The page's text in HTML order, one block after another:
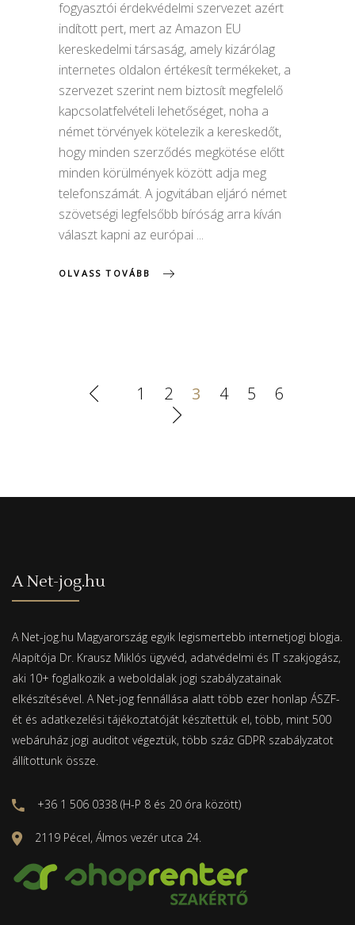
fogyasztói érdekvédelmi szervezet azért
indított pert, mert az Amazon EU
kereskedelmi társaság, amely kizárólag
internetes oldalon értékesít termékeket, a
szervezet szerint nem biztosít megfelelő
kapcsolatfelvételi lehetőséget, noha a
német törvények kötelezik a kereskedőt,
hogy minden szerződés megkötése előtt
minden körülmények között adja meg
telefonszámát. A jogvitában eljáró német
szövetségi legfelsőbb bíróság arra kíván
választ kapni az európai
OLVASS TOVÁBB
1 2 3 4 5 6
A Net-jog.hu
A Net-jog.hu Magyarország egyik legismertebb internetjogi blogja.
Alapítója Dr. Krausz Miklós ügyvéd, adatvédelmi és IT szakjogász,
aki 10+ foglalkozik a weboldalak jogi szabályzatainak
elkészítésével. A Net-jog fennállása alatt több ezer honlap ÁSZF-
ét és adatkezelési tájékoztatóját készítettük el, több, mint 500
webáruház jogi auditot végeztük, több száz GDPR szabályzatot
állítottunk össze.
+36 1 506 0338 (H-P 8 és 20 óra között)
2119 Pécel, Álmos vezér utca 24.